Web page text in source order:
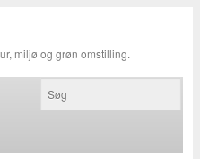
miljø og grøn omstilling.